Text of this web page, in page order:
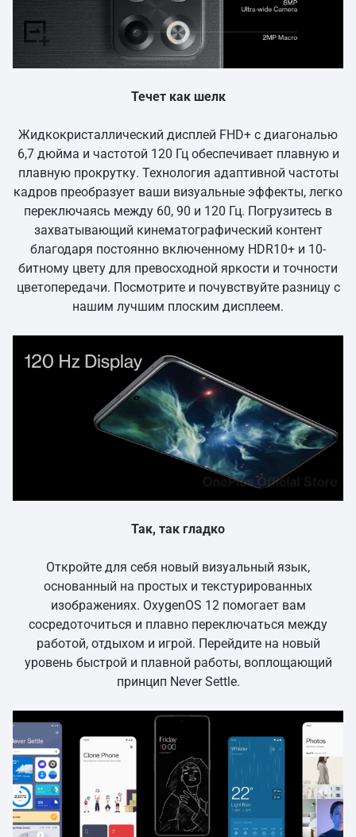
Течет как шелк
Жидкокристаллический дисплей FHD+ с диагональю
6,7 дюйма и частотой 120 Гц обеспечивает плавную и
плавную прокрутку. Технология адаптивной частоты
кадров преобразует ваши визуальные эффекты, легко
переключаясь между 60, 90 и 120 Гц. Погрузитесь в
захватывающий кинематографический контент
благодаря постоянно включенному HDR10+ и 10-
битному цвету для превосходной яркости и точности
цветопередачи. Посмотрите и почувствуйте разницу с
нашим лучшим плоским дисплеем.
Так, так гладко
Откройте для себя новый визуальный язык,
основанный на простых и текстурированных
изображениях. OxygenOS 12 помогает вам
сосредоточиться и плавно переключаться между
работой, отдыхом и игрой. Перейдите на новый
уровень быстрой и плавной работы, воплощающий
принцип Never Settle.